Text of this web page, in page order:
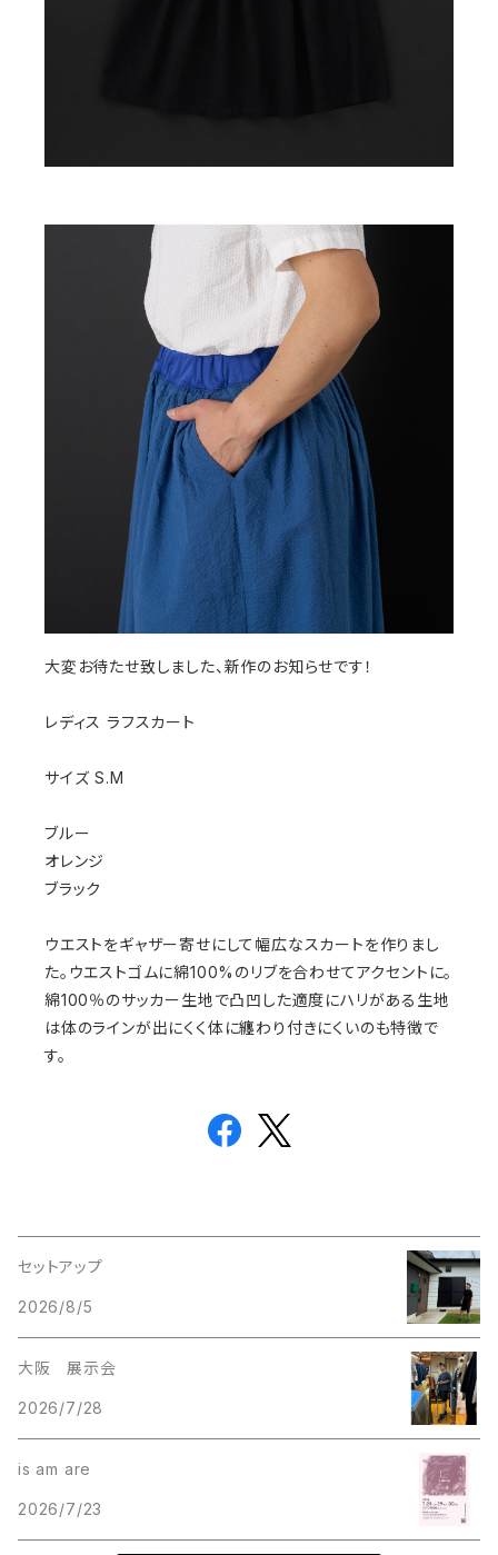
大変お待たせ致しました、新作のお知らせです！
レディス ラフスカート
サイズ S.M
ブルー
オレンジ
ブラック
ウエストをギャザー寄せにして幅広なスカートを作りまし
た。ウエストゴムに綿100%のリブを合わせてアクセントに。
綿100％のサッカー生地で凸凹した適度にハリがある生地
は体のラインが出にくく体に纏わり付きにくいのも特徴で
す。
セットアップ
2026/8/5
大阪 展示会
2026/7/28
is am are
2026/7/23